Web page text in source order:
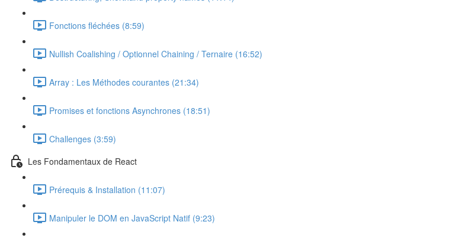
Fonctions fléchées (8:59)
Nullish Coalishing / Optionnel Chaining / Ternaire (16:52)
Array : Les Méthodes courantes (21:34)
Promises et fonctions Asynchrones (18:51)
Challenges (3:59)
Les Fondamentaux de React
Prérequis & Installation (11:07)
Manipuler le DOM en JavaScript Natif (9:23)